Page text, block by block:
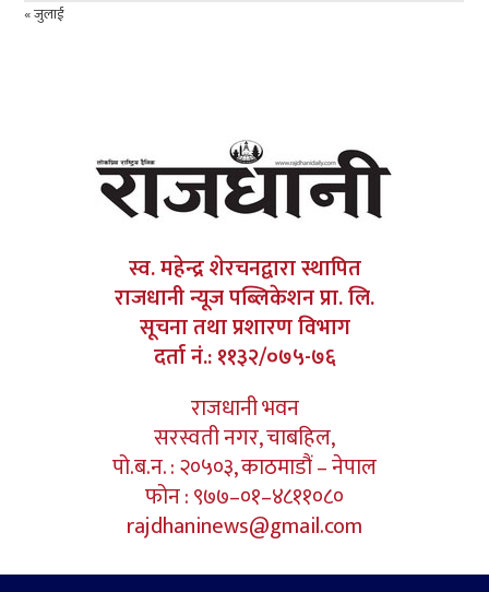
« जुलाई
स्व. महेन्द्र शेरचनद्वारा स्थापित
राजधानी न्यूज पब्लिकेशन प्रा. लि.
सूचना तथा प्रशारण विभाग
दर्ता नं.: ११३२/०७५-७६
राजधानी भवन
सरस्वती नगर, चाबहिल,
पो.ब.न. : २०५०३, काठमाडौं – नेपाल
फोन : ९७७–०१–४८११०८०
rajdhaninews@gmail.com